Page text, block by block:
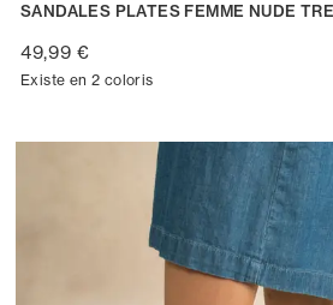
SANDALES PLATES FEMME NUDE
49,99 €
Existe en 2 coloris